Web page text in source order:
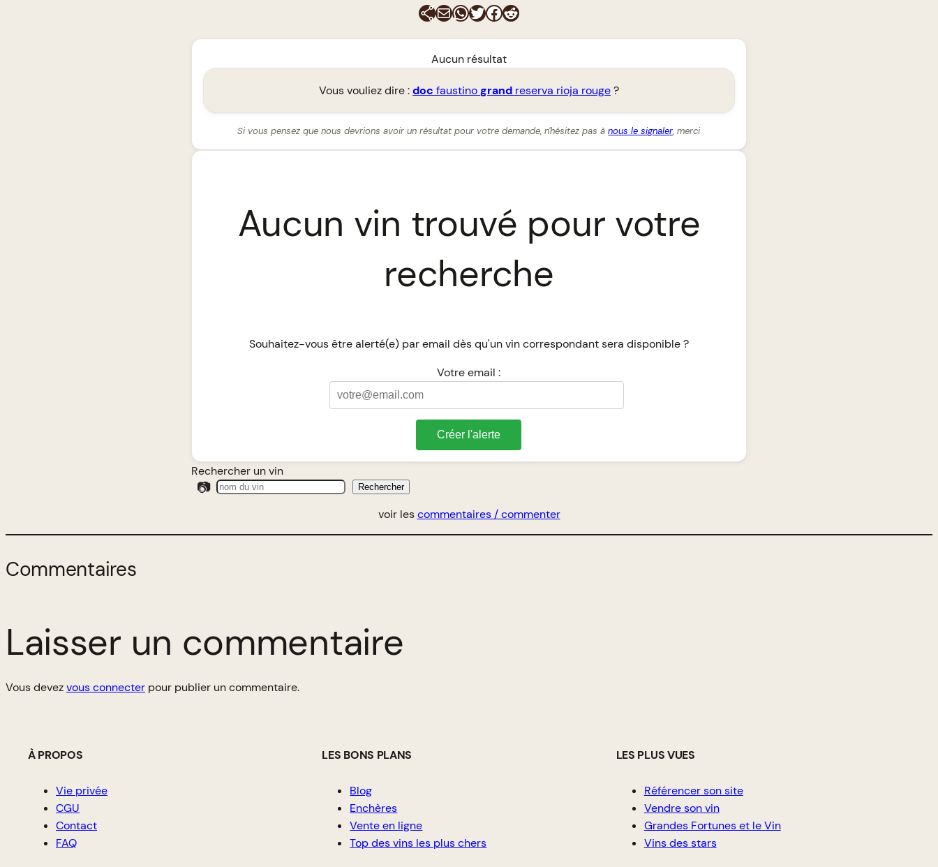
E-mailWhatsApp
Twitter
Facebook
Reddit
Aucun résultat
Vous vouliez dire :doc faustinograndreserva rioja rouge?
Si vous pensez que nous devrions avoir un résultat pour votre demande, n'hésitez pas ànous le signaler, merci
Aucun vin trouvé pour votre
recherche
Souhaitez-vous être alerté(e) par email dès qu'un vin correspondant sera disponible ?
Votre email :
Créer l'alerte
Rechercher un vin
📷 Rechercher
voir lescommentaires / commenter
Commentaires
Laisser un commentaire
Vous devezvous connecter pour publier un commentaire.
À PROPOS
Vie privée
CGU
Contact
FAQ
LES BONS PLANS
Blog
Enchères
Vente en ligne
Top des vins les plus chers
LES PLUS VUES
Référencer son site
Vendre son vin
Grandes Fortunes et le Vin
Vins des stars